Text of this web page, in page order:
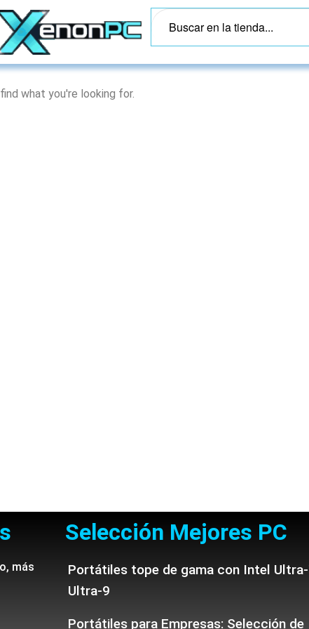
what you're looking for.
más
Selección Mejores PC
Portátiles tope de gama con Intel
Ultra-9
Portátiles para Empresas: Selección de